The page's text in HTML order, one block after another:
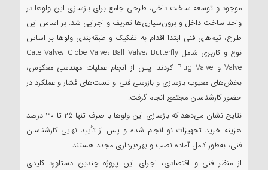
موجود و توسعه ساخت داخل، طرحی جامع برای بازسازی این ولوها در
واحد ساخت داخل و برون‌سپاری‌ها تعریف و اجرایی شد. بر اساس این
طرح، تیم‌های فنی ابتدا اقدام به تفکیک و طبقه‌بندی ولوها بر اساس
نوع و کاربری شامل Gate Valve، Globe Valve، Ball Valve، Butterfly
Valve و Plug Valve کردند. پس از انجام عملیات مهندسی معکوس،
بخش‌های معیوب بازسازی و بازرسی فنی و تست‌های فشار و عملکرد در
حضور کارشناسان مجتمع انجام گرفت.
نتایج نشان می‌دهد که بازسازی این ولوها با صرف تنها ۲۵ تا ۳۰ درصد
هزینه خرید تجهیزات نو انجام شده و پس از تأیید نهایی کارشناسان
فنی، به‌طور کامل آماده نصب و بهره‌برداری مجدد هستند.
از منظر فنی و اقتصادی، اجرای این پروژه چندین دستاورد کلیدی